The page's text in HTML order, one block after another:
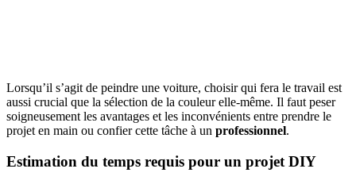
Lorsqu’il s’agit de peindre une voiture, choisir qui fera le travail est
aussi crucial que la sélection de la couleur elle-même. Il faut peser
soigneusement les avantages et les inconvénients entre prendre le
projet en main ou confier cette tâche à un professionnel.
Estimation du temps requis pour un projet DIY